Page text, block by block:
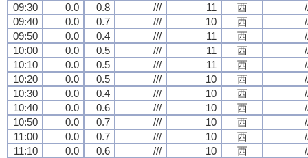
09:30
0.0 0.8 /// 11 西
09:40
0.0 0.7 /// 10 西
09:50
0.0 0.4 /// 11 西
10:00
0.0 0.5 /// 11 西
10:10
0.0 0.5 /// 11 西
10:20
0.0 0.5 /// 10 西
10:30
0.0 0.4 /// 10 西
10:40
0.0 0.6 /// 10 西
10:50
0.0 0.7 /// 10 西
11:00
0.0 0.7 /// 10 西
11:10
0.0 0.6 /// 10 西